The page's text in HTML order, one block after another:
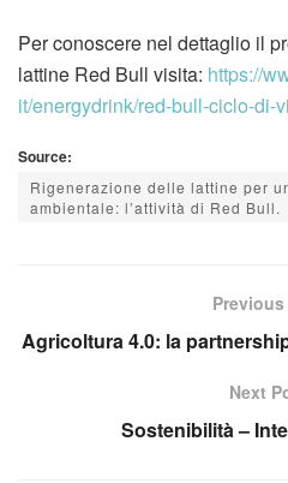
Per conoscere nel dettaglio il
lattine Red Bull visita: https://
it/energydrink/red-bull-ciclo-di-
Source:
Rigenerazione delle lattine per
ambientale: l’attività di Red Bull.
Agricoltura 4.0: la
Next
Sostenibilità –